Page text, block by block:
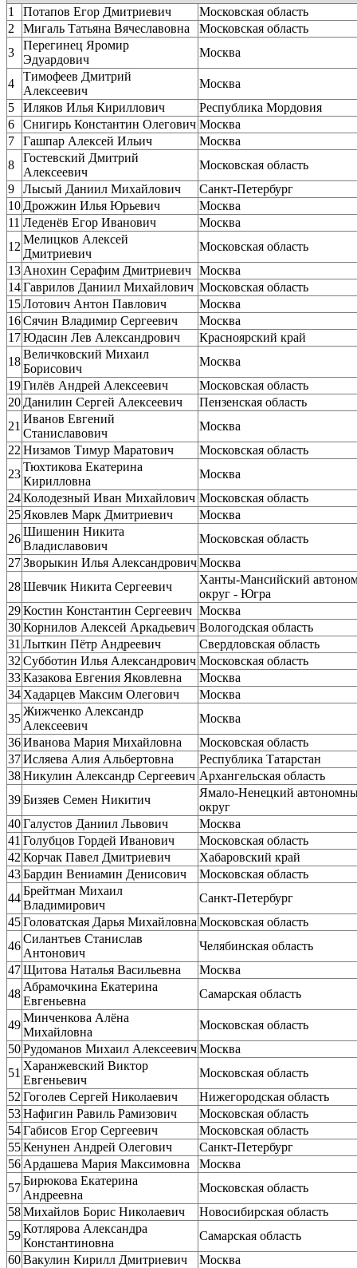
1 Потапов Егор Дмитриевич
Московская область
2
Мигаль Татьяна Вячеславовна
Московская область
3
Перегинец Яромир
Эдуардович
Москва
4
Тимофеев Дмитрий
Алексеевич
Москва
5
Иляков Илья Кириллович
Республика Мордовия
6
Снигирь Константин Олегович Москва
7
Гашпар Алексей Ильич
Москва
8
Гостевский Дмитрий
Алексеевич
Московская область
9
Лысый Даниил Михайлович
Санкт-Петербург
10 Дрожжин Илья Юрьевич
Москва
11 Леденёв Егор Иванович
Москва
12
Мелицков Алексей
Дмитриевич
Московская область
13 Анохин Серафим Дмитриевич Москва
14Гаврилов Даниил Михайлович Московская область
15Лотович Антон Павлович
Москва
16Сячин Владимир Сергеевич
Москва
17Юдасин Лев Александрович
Красноярский край
18
Величковский Михаил
Борисович
Москва
19Гилёв Андрей Алексеевич
Московская область
20 Данилин Сергей Алексеевич
Пензенская область
21
Иванов Евгений
Станиславович
Москва
22 Низамов Тимур Маратович
Московская область
23
Тюхтикова Екатерина
Кирилловна
Москва
24Колодезный Иван Михайлович Московская область
25 Яковлев Марк Дмитриевич
Москва
26
Шишенин Никита
Владиславович
Московская область
27Зворыкин Илья АлександровичМосква
28Шевчик Никита Сергеевич
Ханты-Мансийский
округ - Югра
29Костин Константин Сергеевич Москва
30Корнилов Алексей Аркадьевич Вологодская область
31 Лыткин Пётр Андреевич
Свердловская область
32 Субботин Илья Александрович Московская область
33Казакова Евгения Яковлевна
Москва
34 Хадарцев Максим Олегович
Москва
35
Жижченко Александр
Алексеевич
Москва
36Иванова Мария Михайловна
Московская область
37Исляева Алия Альбертовна
Республика Татарстан
38Никулин Александр Сергеевич Архангельская область
39Бизяев Семен Никитич
Ямало-Ненецкий
округ
40Галустов Даниил Львович
Москва
41 Голубцов Гордей Иванович
Московская область
42 Корчак Павел Дмитриевич
Хабаровский край
43Бардин Вениамин Денисович
Московская область
44
Брейтман Михаил
Владимирович
Санкт-Петербург
45Головатская Дарья Михайловна Московская область
46
Силантьев Станислав
Антонович
Челябинская область
47Щитова Наталья Васильевна
Москва
48
Абрамочкина Екатерина
Евгеньевна
Самарская область
49
Минченкова Алёна
Михайловна
Московская область
50Рудоманов Михаил АлексеевичМосква
51
Харанжевский Виктор
Евгеньевич
Московская область
52 Гоголев Сергей Николаевич
Нижегородская область
53Нафигин Равиль Рамизович
Московская область
54Габисов Егор Сергеевич
Московская область
55Кенунен Андрей Олегович
Санкт-Петербург
56 Ардашева Мария Максимовна
Москва
57
Бирюкова Екатерина
Андреевна
Московская область
58Михайлов Борис Николаевич
Новосибирская область
59
Котлярова Александра
Константиновна
Самарская область
60Вакулин Кирилл Дмитриевич
Москва